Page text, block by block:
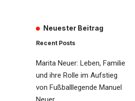
Neuester Beitrag
Recent Posts
Marita Neuer: Leben, Familie
und ihre Rolle im Aufstieg
von Fußballlegende Manuel